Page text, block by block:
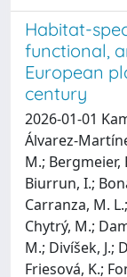
Habitat-
functional,
European
century
2026-01-01
Álvarez-
M.;
Biurrun, I.;
Carranza, M.
Chytrý, M.;
M.; Divíšek, J.;
Friesová, K.;